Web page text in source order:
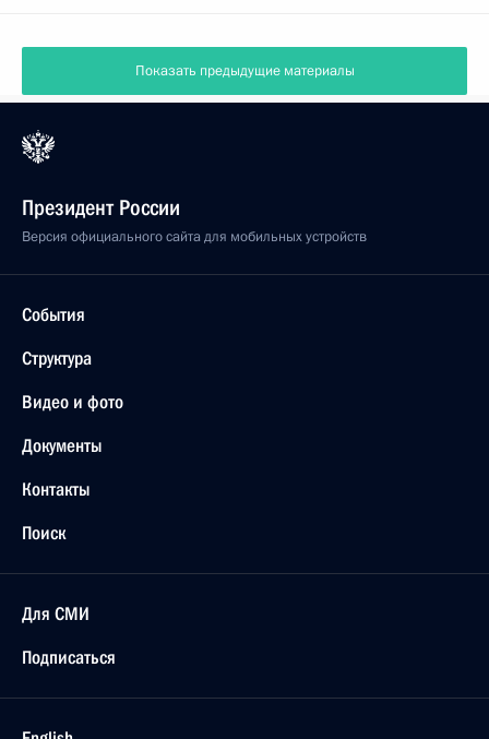
Показать предыдущие материалы
Президент России
Версия официального сайта для мобильных устройств
События
Структура
Видео и фото
Документы
Контакты
Поиск
Для СМИ
Подписаться